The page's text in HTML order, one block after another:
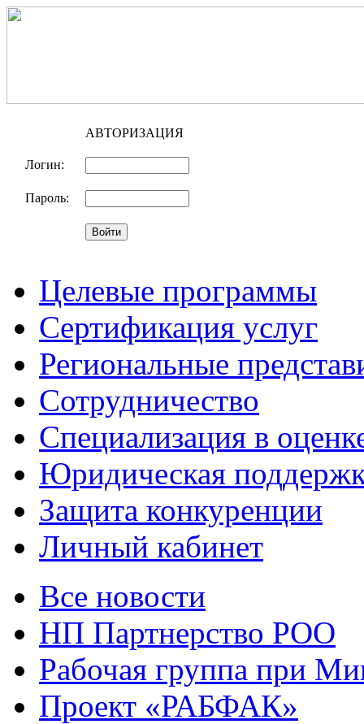
АВТОРИЗАЦИЯ
Логин:
Пароль:
Целевые программы
Сертификация услуг
Региональные
Сотрудничество
Специализация в
Юридическая
Защита конкуренции
Личный кабинет
Все новости
НП Партнерство РОО
Рабочая группа при
Проект «РАБФАК»